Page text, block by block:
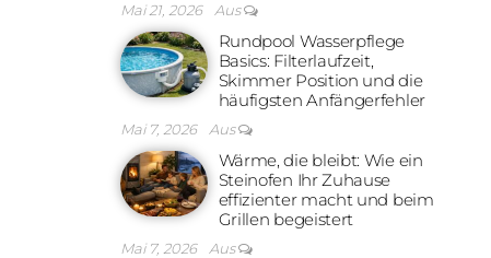
Mai 21, 2026 Aus
Rundpool Wasserpflege
Basics: Filterlaufzeit,
Skimmer Position und die
häufigsten Anfängerfehler
Mai 7, 2026 Aus
Wärme, die bleibt: Wie ein
Steinofen Ihr Zuhause
effizienter macht und beim
Grillen begeistert
Mai 7, 2026 Aus